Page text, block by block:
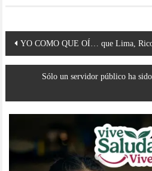
Navegación
de
entradas
YO COMO QUE OÍ… que Lima,
Sólo un servidor público ha